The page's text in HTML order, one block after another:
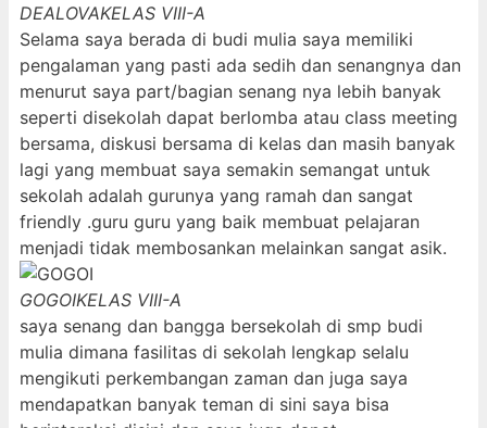
DEALOVAKELAS VIII-A
Selama saya berada di budi mulia saya memiliki
pengalaman yang pasti ada sedih dan senangnya dan
menurut saya part/bagian senang nya lebih banyak
seperti disekolah dapat berlomba atau class meeting
bersama, diskusi bersama di kelas dan masih banyak
lagi yang membuat saya semakin semangat untuk
sekolah adalah gurunya yang ramah dan sangat
friendly .guru guru yang baik membuat pelajaran
menjadi tidak membosankan melainkan sangat asik.
GOGOIKELAS VIII-A
saya senang dan bangga bersekolah di smp budi
mulia dimana fasilitas di sekolah lengkap selalu
mengikuti perkembangan zaman dan juga saya
mendapatkan banyak teman di sini saya bisa